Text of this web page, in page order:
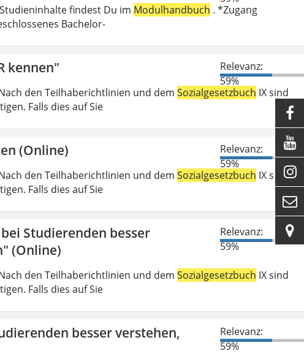
findest Du im Modulhandbuch . *Zugang
Bachelor-
kennen"
Relevanz:
59%
den Teilhaberichtlinien und dem Sozialgesetzbuch IX sind
Falls dies auf Sie
(Online)
Relevanz:
59%
den Teilhaberichtlinien und dem Sozialgesetzbuch IX sind
Falls dies auf Sie
Studierenden besser
(Online)
Relevanz:
59%
den Teilhaberichtlinien und dem Sozialgesetzbuch IX sind
Falls dies auf Sie
besser verstehen,
Relevanz:
59%




